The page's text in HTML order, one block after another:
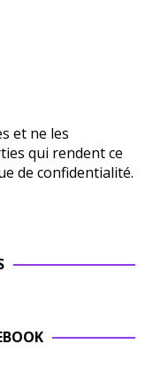
et ne les
qui rendent ce
de confidentialité.